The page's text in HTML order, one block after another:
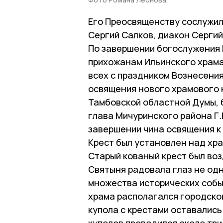
Его Преосвященству
Сергий Салков, диакон
По завершении
прихожанам Ильинского
всех с праздником
освящения нового
Тамбовской областной Думы,
глава Мичуринского района
завершении чина освящения
Крест был установлен над
Старый кованый крест был
Святыня радовала глаз не
множества исторических
храма располагался
купола с крестами